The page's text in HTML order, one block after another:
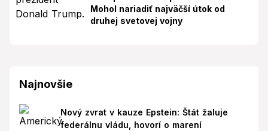
Mohol nariadiť najväčší útok od
druhej svetovej vojny
Najnovšie
Nový zvrat v kauze Epstein: Štát žaluje
federálnu vládu, hovorí o marení